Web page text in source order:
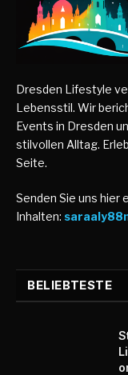
Dresden Lifestyle
Lebensstil. Wir
Events in Dresden
stilvollen Alltag.
Seite.
Senden Sie uns hier
Inhalten:
BELIEBTESTE